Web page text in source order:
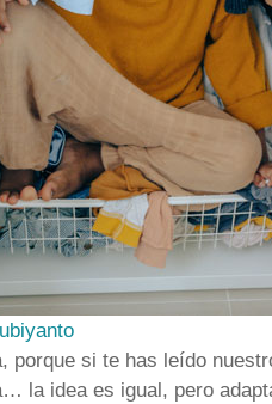
porque si te has leído
la idea es igual, pero